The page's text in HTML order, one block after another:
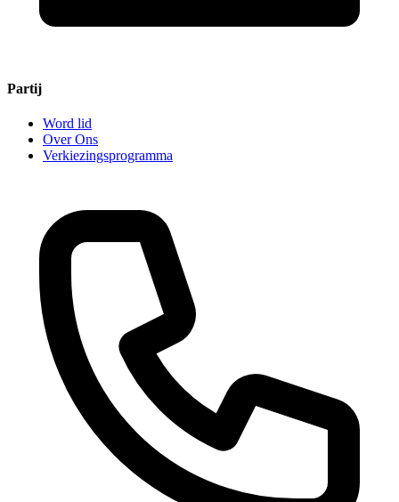
Partij
Word lid
Over Ons
Verkiezingsprogramma